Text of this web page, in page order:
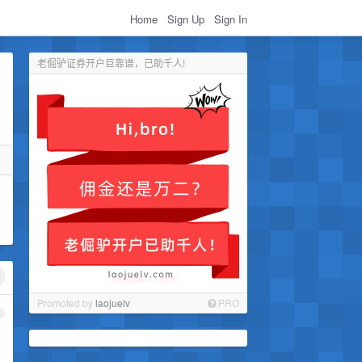
Home Sign Up Sign In
老倔驴证券开户巨靠谱，已助千人!
Promoted bylaojuelv PRO